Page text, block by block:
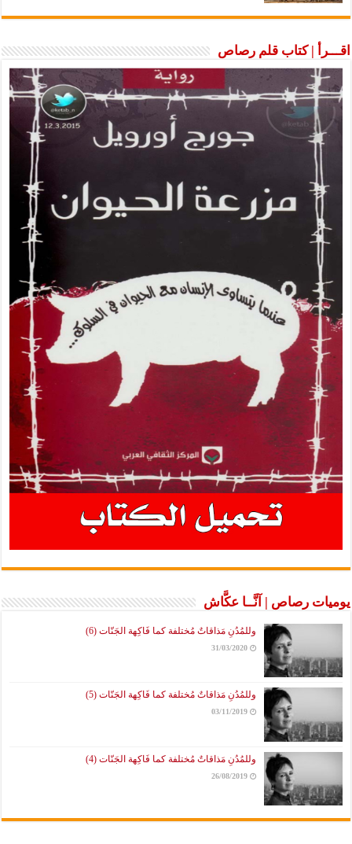
اقـــرأ | كتاب قلم رصاص
يوميات رصاص | آنَّــا عكَّاش
وللمُدُنِ مَذاقاتٌ مُختلفة كما فَاكِهة الجَنّات (6)
31/03/2020
وللمُدُنِ مَذاقاتٌ مُختلفة كما فَاكِهة الجَنّات (5)
03/11/2019
وللمُدُنِ مَذاقاتٌ مُختلفة كما فَاكِهة الجَنّات (4)
26/08/2019